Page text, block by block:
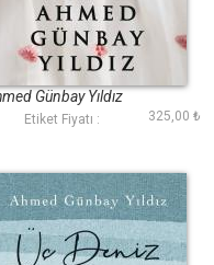
Benim Çiçeklerim
Ateşte Açar
Günbay Yıldız
Etiket Fiyatı : 325,00 ₺